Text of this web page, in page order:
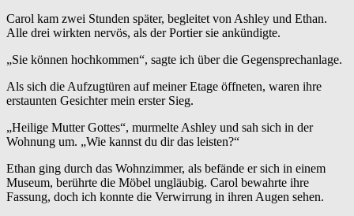
Carol kam zwei Stunden später, begleitet von Ashley und Ethan.
Alle drei wirkten nervös, als der Portier sie ankündigte.
„Sie können hochkommen“, sagte ich über die Gegensprechanlage.
Als sich die Aufzugtüren auf meiner Etage öffneten, waren ihre
erstaunten Gesichter mein erster Sieg.
„Heilige Mutter Gottes“, murmelte Ashley und sah sich in der
Wohnung um. „Wie kannst du dir das leisten?“
Ethan ging durch das Wohnzimmer, als befände er sich in einem
Museum, berührte die Möbel ungläubig. Carol bewahrte ihre
Fassung, doch ich konnte die Verwirrung in ihren Augen sehen.